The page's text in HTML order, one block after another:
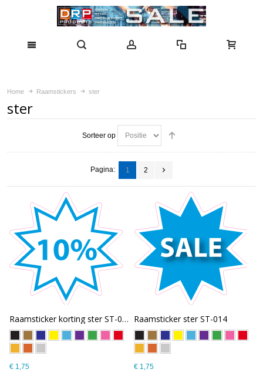
Home Raamstickers ster
ster
Sorteer op
Pagina: 1 2
Raamsticker korting ster ST-001
€ 1,75
Raamsticker ster ST-014
€ 1,75